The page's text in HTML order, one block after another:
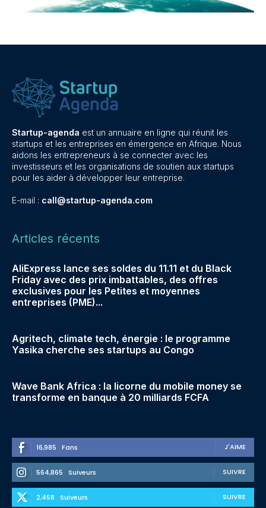
Startup-agenda est un annuaire en ligne qui réunit les
startups et les entreprises en émergence en Afrique. Nous
aidons les entrepreneurs à se connecter avec les
investisseurs et les organisations de soutien aux startups
pour les aider à développer leur entreprise.
E-mail : call@startup-agenda.com
Articles récents
AliExpress lance ses soldes du 11.11 et du Black
Friday avec des prix imbattables, des offres
exclusives pour les Petites et moyennes
entreprises (PME)...
Agritech, climate tech, énergie : le programme
Yasika cherche ses startups au Congo
Wave Bank Africa : la licorne du mobile money se
transforme en banque à 20 milliards FCFA
16,985 Fans J'AIME
564,865 Suiveurs SUIVRE
2,458 Suiveurs SUIVRE